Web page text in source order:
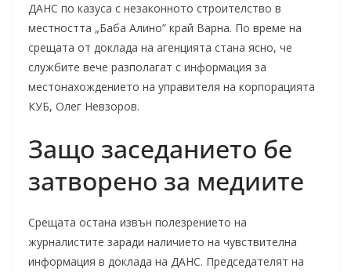
ДАНС по казуса с незаконното строителство в
местността „Баба Алино” край Варна. По време на
срещата от доклада на агенцията стана ясно, че
службите вече разполагат с информация за
местонахождението на управителя на корпорацията
КУБ, Олег Невзоров.
Защо заседанието бе
затворено за медиите
Срещата остана извън полезрението на
журналистите заради наличието на чувствителна
информация в доклада на ДАНС. Председателят на